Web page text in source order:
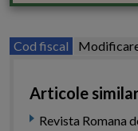
Cod fiscal
Articole
Revista Romana